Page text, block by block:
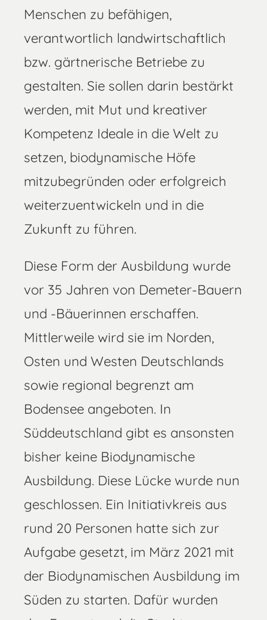
Menschen zu befähigen,
verantwortlich landwirtschaftlich
bzw. gärtnerische Betriebe zu
gestalten. Sie sollen darin bestärkt
werden, mit Mut und kreativer
Kompetenz Ideale in die Welt zu
setzen, biodynamische Höfe
mitzubegründen oder erfolgreich
weiterzuentwickeln und in die
Zukunft zu führen.
Diese Form der Ausbildung wurde
vor 35 Jahren von Demeter-Bauern
und -Bäuerinnen erschaffen.
Mittlerweile wird sie im Norden,
Osten und Westen Deutschlands
sowie regional begrenzt am
Bodensee angeboten. In
Süddeutschland gibt es ansonsten
bisher keine Biodynamische
Ausbildung. Diese Lücke wurde nun
geschlossen. Ein Initiativkreis aus
rund 20 Personen hatte sich zur
Aufgabe gesetzt, im März 2021 mit
der Biodynamischen Ausbildung im
Süden zu starten. Dafür wurden